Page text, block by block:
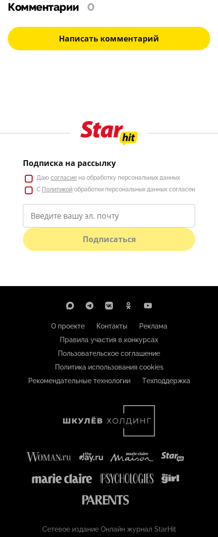
Комментарии 0
Написать комментарий
Подписка на рассылку
Даю согласие на обработку персональных данных
С Политикой обработки персональных данных согласен
Подписаться
О проекте Контакты
Реклама
Правила участия в конкурсах
Пользовательское соглашение
Политика использования cookies
Рекомендательные технологии
Техподдержка
Сетевое издание Онлайн журнал StarHit